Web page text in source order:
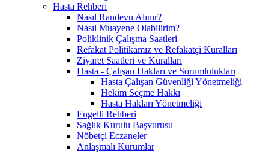
Hasta Rehberi
Nasıl Randevu Alınır?
Nasıl Muayene Olabilirim?
Poliklinik Çalışma Saatleri
Refakat Politikamız ve Refakatçi Kuralları
Ziyaret Saatleri ve Kuralları
Hasta - Çalışan Hakları ve Sorumlulukları
Hasta Çalışan Güvenliği Yönetmeliği
Hekim Seçme Hakkı
Hasta Hakları Yönetmeliği
Engelli Rehberi
Sağlık Kurulu Başvurusu
Nöbetçi Eczaneler
Anlaşmalı Kurumlar